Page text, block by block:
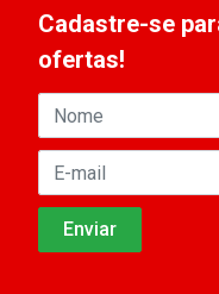
Cadastre-se
ofertas!